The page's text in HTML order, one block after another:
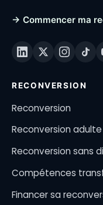
→ Commencer ma
RECONVERSION
Reconversion
Reconversion adulte
Reconversion sans
Compétences
Financer sa